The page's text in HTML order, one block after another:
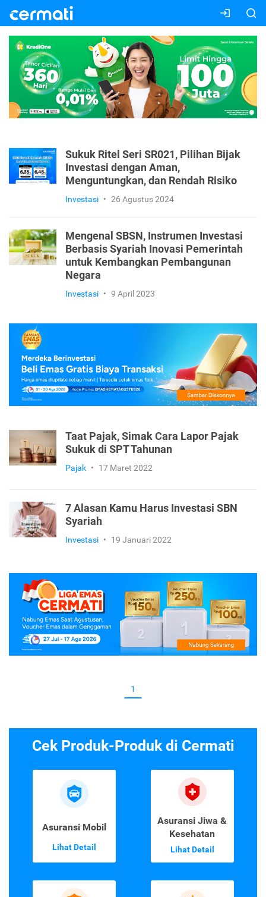
Sukuk Ritel Seri SR021, Pilihan Bijak
Investasi dengan Aman,
Menguntungkan, dan Rendah Risiko
Investasi • 26 Agustus 2024
Mengenal SBSN, Instrumen Investasi
Berbasis Syariah Inovasi Pemerintah
untuk Kembangkan Pembangunan
Negara
Investasi • 9 April 2023
Taat Pajak, Simak Cara Lapor Pajak
Sukuk di SPT Tahunan
Pajak • 17 Maret 2022
7 Alasan Kamu Harus Investasi SBN
Syariah
Investasi • 19 Januari 2022
1
Cek Produk-Produk di Cermati
Asuransi Mobil
Lihat Detail
Asuransi Jiwa &
Kesehatan
Lihat Detail